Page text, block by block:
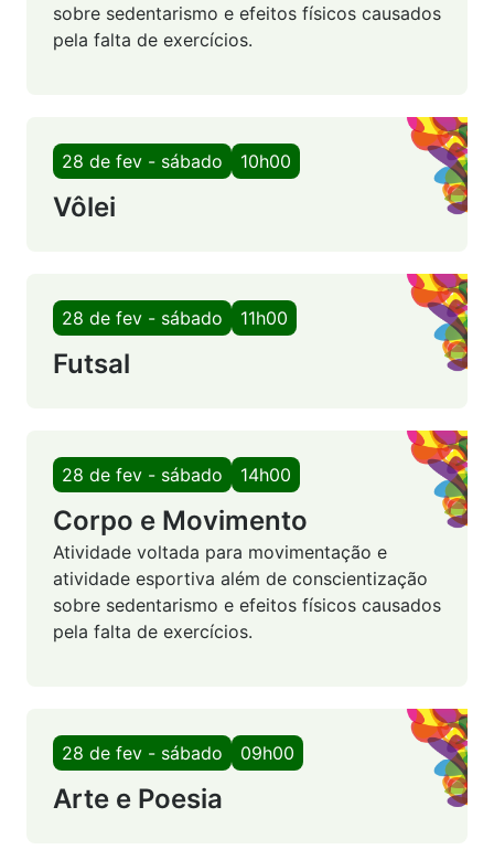
sobre sedentarismo e efeitos físicos causados
pela falta de exercícios.
28 de fev - sábado 10h00
Vôlei
28 de fev - sábado 11h00
Futsal
28 de fev - sábado 14h00
Corpo e Movimento
Atividade voltada para movimentação e
atividade esportiva além de conscientização
sobre sedentarismo e efeitos físicos causados
pela falta de exercícios.
28 de fev - sábado 09h00
Arte e Poesia